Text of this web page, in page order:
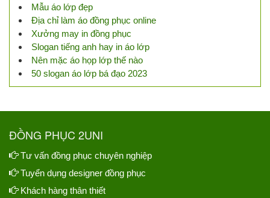
Mẫu áo lớp đẹp
Địa chỉ làm áo đồng phục online
Xưởng may in đồng phục
Slogan tiếng anh hay in áo lớp
Nên mặc áo họp lớp thế nào
50 slogan áo lớp bá đạo 2023
ĐỒNG PHỤC 2UNI
Tư vấn đồng phục chuyên nghiệp
Tuyển dụng designer đồng phục
Khách hàng thân thiết